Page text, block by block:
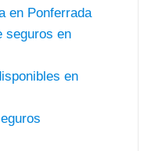
en Ponferrada
seguros en
en